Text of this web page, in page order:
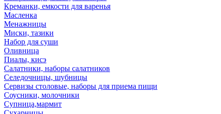
Креманки, емкости для варенья
Масленка
Менажницы
Миски, тазики
Набор для суши
Оливница
Пиалы, кисэ
Салатники, наборы салатников
Селедочницы, шубницы
Сервизы столовые, наборы для приема пищи
Соусники, молочники
Супница,мармит